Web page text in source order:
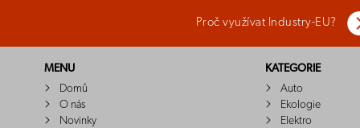
Proč využívat Industry-EU?
MENU
Domů
O nás
Novinky
KATEGORIE
Auto
Ekologie
Elektro